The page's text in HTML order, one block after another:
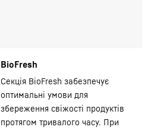
BioFresh
Секція BioFresh забезпечує
оптимальні умови для
збереження свіжості продуктів
протягом тривалого часу. При